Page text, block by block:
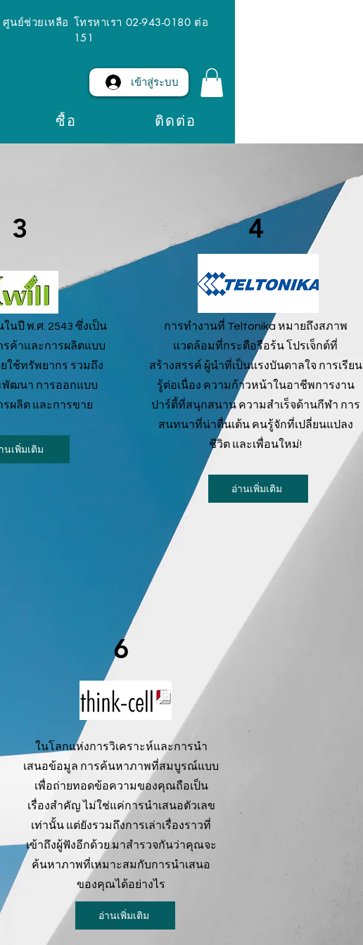
ศูนย์ช่วยเหลือ โทรหาเรา 02-943-0180 ต่อ
151
เข้าสู่ระบบ
ซื้อ ติดต่อ
3
ในปี พ.ศ. 2543 ซึ่งเป็น
รค้าและการผลิตแบบ
ใช้ทรัพยากร รวมถึง
พัฒนา การออกแบบ
รผลิต และการขาย
นเพิ่มเติม
4
การทำงานที่ Teltonika หมายถึงสภาพ
แวดล้อมที่กระตือรือร้น โปรเจ็กต์ที่
สร้างสรรค์ ผู้นำที่เป็นแรงบันดาลใจ การเรียน
รู้ต่อเนื่อง ความก้าวหน้าในอาชีพการงาน
ปาร์ตี้ที่สนุกสนาน ความสำเร็จด้านกีฬา การ
สนทนาที่น่าตื่นเต้น คนรู้จักที่เปลี่ยนแปลง
ชีวิต และเพื่อนใหม่!
อ่านเพิ่มเติม
6
ในโลกแห่งการวิเคราะห์และการนำ
เสนอข้อมูล การค้นหาภาพที่สมบูรณ์แบบ
เพื่อถ่ายทอดข้อความของคุณถือเป็น
เรื่องสำคัญ ไม่ใช่แค่การนำเสนอตัวเลข
เท่านั้น แต่ยังรวมถึงการเล่าเรื่องราวที่
เข้าถึงผู้ฟังอีกด้วย มาสำรวจกันว่าคุณจะ
ค้นหาภาพที่เหมาะสมกับการนำเสนอ
ของคุณได้อย่างไร
อ่านเพิ่มเติม